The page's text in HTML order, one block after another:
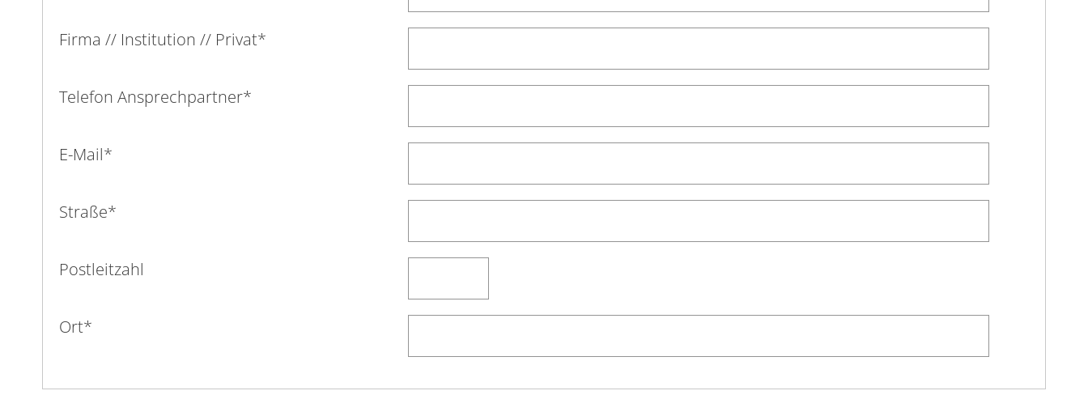
Firma // Institution // Privat*
Telefon Ansprechpartner*
E-Mail*
Straße*
Postleitzahl
Ort*